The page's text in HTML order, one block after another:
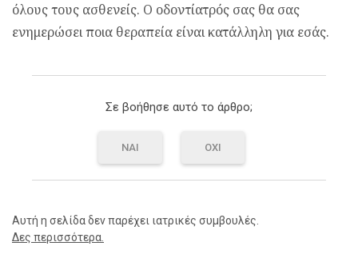
όλους τους ασθενείς. Ο οδοντίατρός σας θα σας
ενημερώσει ποια θεραπεία είναι κατάλληλη για εσάς.
Σε βοήθησε αυτό το άρθρο;
ΝΑΙ ΟΧΙ
Αυτή η σελίδα δεν παρέχει ιατρικές συμβουλές.
Δες περισσότερα.